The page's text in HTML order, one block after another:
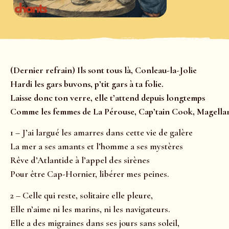
(Dernier refrain) Ils sont tous là, Conleau-la-Jolie
Hardi les gars buvons, p’tit gars à ta folie.
Laisse donc ton verre, elle t’attend depuis longtemps
Comme les femmes de La Pérouse, Cap’tain Cook,
1 – J’ai largué les amarres dans cette vie de galère
La mer a ses amants et l’homme a ses mystères
Rêve d’Atlantide à l’appel des sirènes
Pour être Cap-Hornier, libérer mes peines.
2 – Celle qui reste, solitaire elle pleure,
Elle n’aime ni les marins, ni les navigateurs.
Elle a des migraines dans ses jours sans soleil,